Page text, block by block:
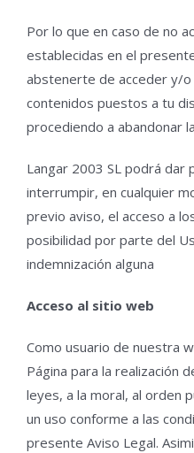
Por lo que en caso de no
establecidas en el
abstenerte de acceder y/
contenidos puestos a tu
procediendo a abandonar
Langar 2003 SL podrá
interrumpir, en cualquier
previo aviso, el acceso a
posibilidad por parte del
indemnización alguna
Acceso al sitio web
Como usuario de nuestra
Página para la realización
leyes, a la moral, al orden
un uso conforme a las
presente Aviso Legal.